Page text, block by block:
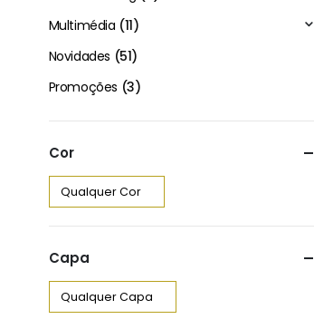
Multimédia (11)
Novidades (51)
Promoções (3)
Cor
Capa